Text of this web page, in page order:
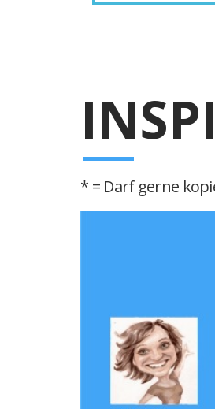
* = Darf gerne